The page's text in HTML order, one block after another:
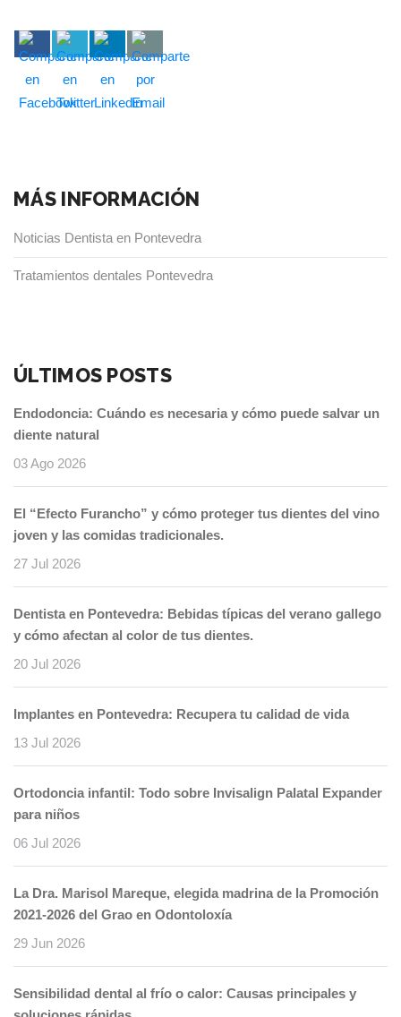
MÁS INFORMACIÓN
Noticias Dentista en Pontevedra
Tratamientos dentales Pontevedra
ÚLTIMOS POSTS
Endodoncia: Cuándo es necesaria y cómo puede salvar un
diente natural
03 Ago 2026
El “Efecto Furancho” y cómo proteger tus dientes del vino
joven y las comidas tradicionales.
27 Jul 2026
Dentista en Pontevedra: Bebidas típicas del verano gallego
y cómo afectan al color de tus dientes.
20 Jul 2026
Implantes en Pontevedra: Recupera tu calidad de vida
13 Jul 2026
Ortodoncia infantil: Todo sobre Invisalign Palatal Expander
para niños
06 Jul 2026
La Dra. Marisol Mareque, elegida madrina de la Promoción
2021-2026 del Grao en Odontoloxía
29 Jun 2026
Sensibilidad dental al frío o calor: Causas principales y